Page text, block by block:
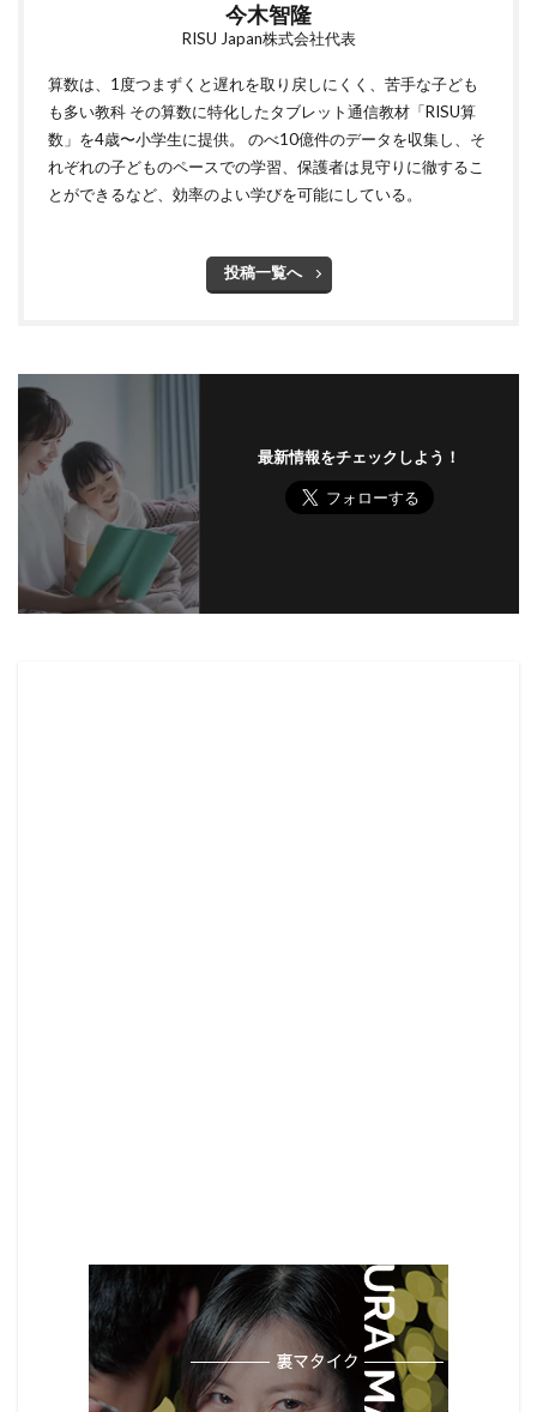
今木智隆
RISU Japan株式会社代表
算数は、1度つまずくと遅れを取り戻しにくく、苦手な子ども
も多い教科 その算数に特化したタブレット通信教材「RISU算
数」を4歳〜小学生に提供。 のべ10億件のデータを収集し、そ
れぞれの子どものペースでの学習、保護者は見守りに徹するこ
とができるなど、効率のよい学びを可能にしている。
投稿一覧へ
最新情報をチェックしよう！